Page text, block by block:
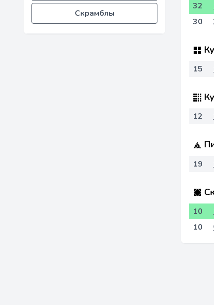
Скрамблы
32
30
15
12
19
10
10